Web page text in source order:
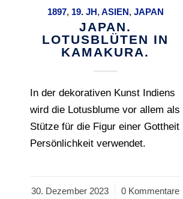
1897, 19. JH,ASIEN, JAPAN
JAPAN.
LOTUSBLÜTEN IN
KAMAKURA.
In der dekorativen Kunst Indiens
wird die Lotusblume vor allem als
Stütze für die Figur einer Gottheit
Persönlichkeit verwendet.
30. Dezember 2023
/ 0 Kommentare